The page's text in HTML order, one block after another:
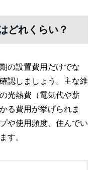
どれくらい？
の設置費用だけでな
認しましょう。主な維
光熱費（電気代や薪
る費用が挙げられま
や使用頻度、住んでい
す。